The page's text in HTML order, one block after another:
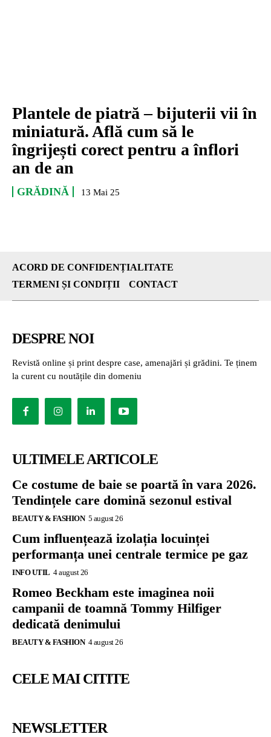
Plantele de piatră – bijuterii vii în
miniatură. Află cum să le
îngrijești corect pentru a înflori
an de an
GRĂDINĂ 13 Mai 25
ACORD DE CONFIDENȚIALITATE
TERMENI ȘI CONDIȚII
CONTACT
DESPRE NOI
Revistă online și print despre case, amenajări și grădini. Te ținem
la curent cu noutățile din domeniu
ULTIMELE ARTICOLE
Ce costume de baie se poartă în vara 2026.
Tendințele care domină sezonul estival
BEAUTY & FASHION 5 august 26
Cum influențează izolația locuinței
performanța unei centrale termice pe gaz
INFO UTIL 4 august 26
Romeo Beckham este imaginea noii
campanii de toamnă Tommy Hilfiger
dedicată denimului
BEAUTY & FASHION 4 august 26
CELE MAI CITITE
NEWSLETTER